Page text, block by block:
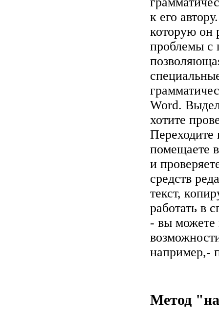
к его
которую он
проблемы с
Word.
хотите
Переходите
помещаете
и
средств
текст,
работать в
- вы можете
например,-
Метод